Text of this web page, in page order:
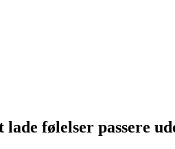
følelser passere